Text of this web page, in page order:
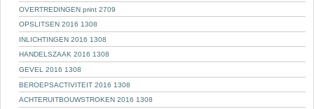
OVERTREDINGEN print 2709
OPSLITSEN 2016 1308
INLICHTINGEN 2016 1308
HANDELSZAAK 2016 1308
GEVEL 2016 1308
BEROEPSACTIVITEIT 2016 1308
ACHTERUITBOUWSTROKEN 2016 1308